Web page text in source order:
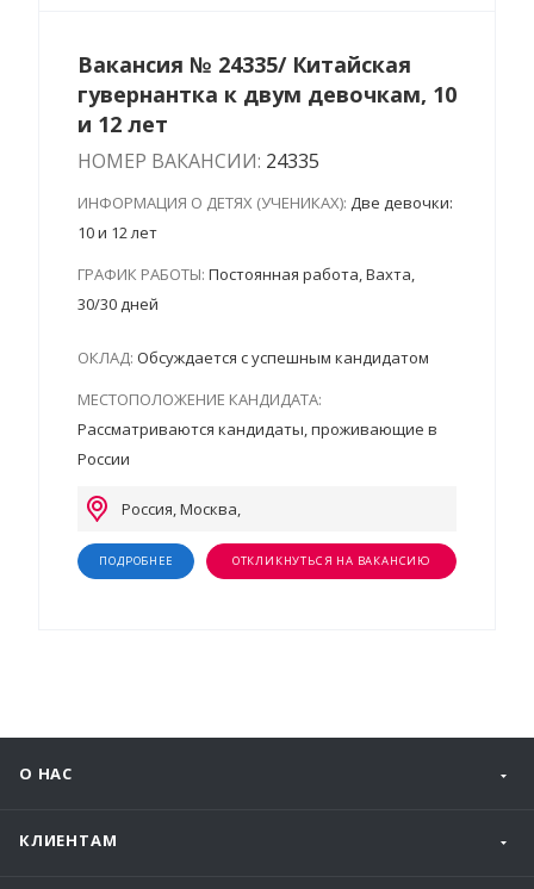
Вакансия № 24335/ Китайская
гувернантка к двум девочкам, 10
и 12 лет
НОМЕР ВАКАНСИИ: 24335
ИНФОРМАЦИЯ О ДЕТЯХ (УЧЕНИКАХ): Две девочки:
10 и 12 лет
ГРАФИК РАБОТЫ: Постоянная работа, Вахта,
30/30 дней
ОКЛАД: Обсуждается с успешным кандидатом
МЕСТОПОЛОЖЕНИЕ КАНДИДАТА:
Рассматриваются кандидаты, проживающие в
России
Россия, Москва,
ПОДРОБНЕЕ ОТКЛИКНУТЬСЯ НА ВАКАНСИЮ
О НАС
КЛИЕНТАМ